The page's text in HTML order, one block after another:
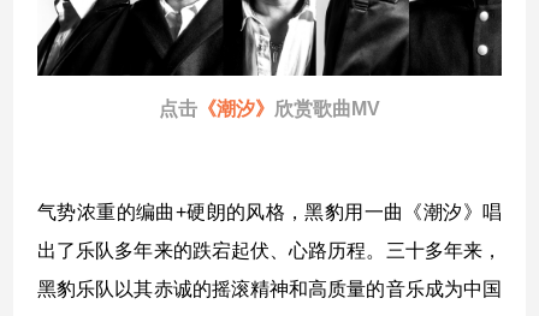
点击 《潮汐》 欣赏歌曲MV
气势浓重的编曲+硬朗的风格，黑豹用一曲《潮汐》唱
出了乐队多年来的跌宕起伏、心路历程。三十多年来，
黑豹乐队以其赤诚的摇滚精神和高质量的音乐成为中国